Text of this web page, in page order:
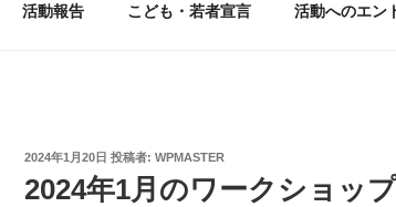
活動報告 こども・若者宣言 活動へのエン
投
日:
2024年1月20日 投稿者: WPMASTER
2024年1月のワークショッ